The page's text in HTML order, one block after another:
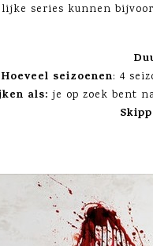
series kunnen
Hoeveel seizoenen: 4
als:je op zoek bent